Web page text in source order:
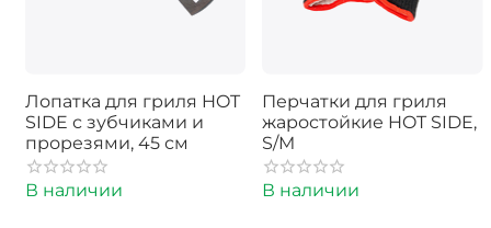
Лопатка для гриля HOT
SIDE с зубчиками и
прорезями, 45 см
В наличии
Перчатки для гриля
жаростойкие HOT SIDE,
S/M
В наличии